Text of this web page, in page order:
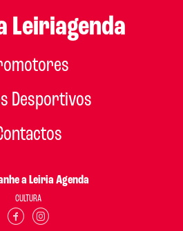
Leiriagenda
Desportivos
a Leiria Agenda
CULTURA